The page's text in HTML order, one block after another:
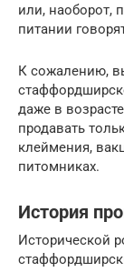
или, наоборот,
питании
К сожалению,
даже в
продавать
клеймения,
питомниках.
История
Исторической